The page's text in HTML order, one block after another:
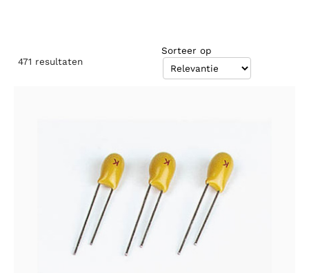
471 resultaten
Sorteer op